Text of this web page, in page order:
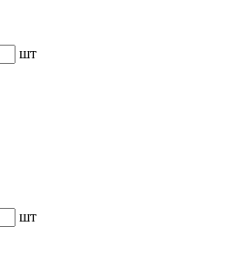
шт
шт